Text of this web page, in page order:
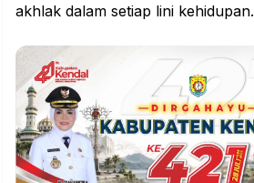
akhlak dalam setiap lini kehidupan.